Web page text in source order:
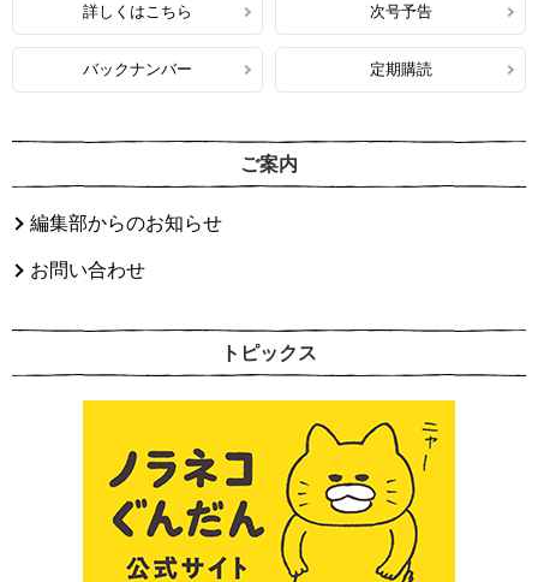
詳しくはこちら 次号予告
バックナンバー 定期購読
ご案内
編集部からのお知らせ
お問い合わせ
トピックス